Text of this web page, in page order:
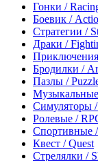
Гонки /
Боевик /
Стратегии /
Драки /
Бродилки /
Пазлы /
Симуляторы
Ролевые /
Спортивные
Квест / Quest
Стрелялки /